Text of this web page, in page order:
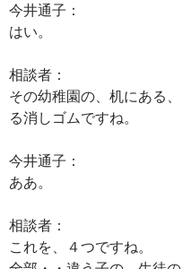
今井通子：
はい。
相談者：
その幼稚園の、机にある
る消しゴムですね。
今井通子：
ああ。
相談者：
これを、４つですね。